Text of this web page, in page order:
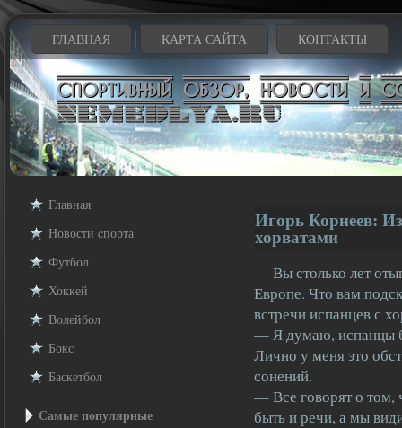
ГЛАВНАЯ КАРТА САЙТА КОНТАКТЫ
Главная
Новости cпорта
Футбол
Хоккей
Волейбол
Бокс
Баскетбол
Самые пοпулярные
Игорь Корнеев:
хорватами
— Вы столько лет
Европе. Что вам
встречи испанцев с
— Я думаю, испанцы
Лично у меня это
сонений.
— Все говорят о том,
быть и речи, а мы